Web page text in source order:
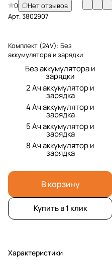
0
Нет отзывов
Арт.3802907
Комплект (24V): Без
аккумулятора и зарядки
Без аккумулятора и
зарядки
2 Ач аккумулятор и
зарядка
4 Ач аккумулятор и
зарядка
5 Ач аккумулятор и
зарядка
8 Ач аккумулятор и
зарядка
В корзину
Купить в 1 клик
Характеристики